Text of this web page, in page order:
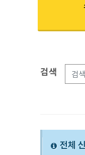
검색옵션
검색
전체